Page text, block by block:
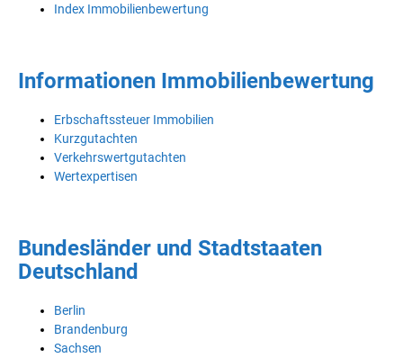
Index Immobilienbewertung
Informationen Immobilienbewertung
Erbschaftssteuer Immobilien
Kurzgutachten
Verkehrswertgutachten
Wertexpertisen
Bundesländer und Stadtstaaten
Deutschland
Berlin
Brandenburg
Sachsen